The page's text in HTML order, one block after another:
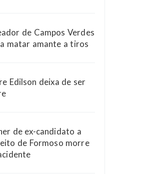
de Campos Verdes
matar amante a tiros
Edilson deixa de ser
de ex-candidato a
de Formoso morre